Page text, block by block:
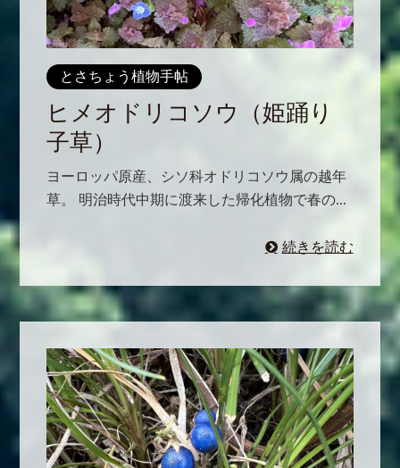
とさちょう植物手帖
ヒメオドリコソウ（姫踊り
子草）
ヨーロッパ原産、シソ科オドリコソウ属の越年
草。 明治時代中期に渡来した帰化植物で春の...
続きを読む